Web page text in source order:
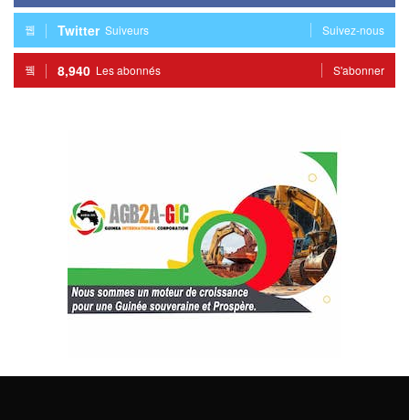
Twitter Suiveurs Suivez-nous
8,940 Les abonnés S'abonner